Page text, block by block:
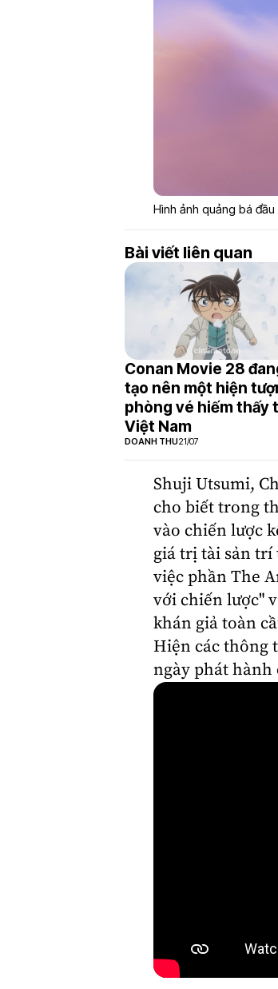
Hình ảnh quảng bá
Bài viết liên quan
Conan Movie 28
tạo nên một hiện
phòng vé hiếm thấy
Việt Nam
DOANH THU21/07
Shuji Utsumi,
cho biết trong
vào chiến lược
giá trị tài sản trí
việc phần The
với chiến lược"
khán giả toàn
Hiện các thông
ngày phát